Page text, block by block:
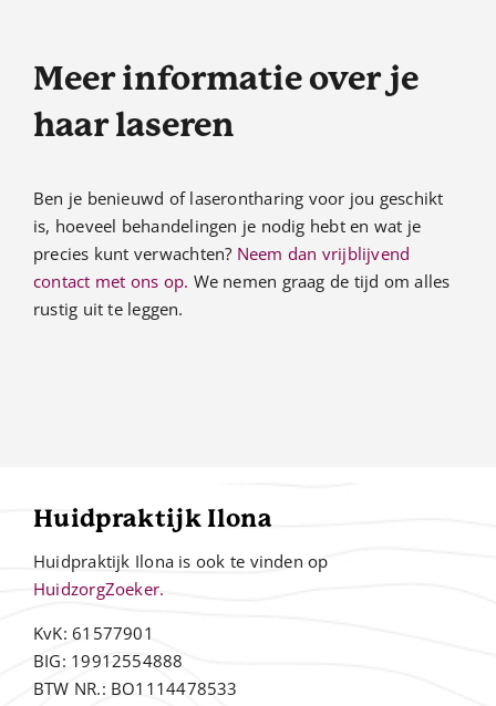
Meer informatie over je
haar laseren
Ben je benieuwd of laserontharing voor jou geschikt
is, hoeveel behandelingen je nodig hebt en wat je
precies kunt verwachten? Neem dan vrijblijvend
contact met ons op. We nemen graag de tijd om alles
rustig uit te leggen.
Huidpraktijk Ilona
Huidpraktijk Ilona is ook te vinden op
HuidzorgZoeker.
KvK: 61577901
BIG: 19912554888
BTW NR.: BO1114478533